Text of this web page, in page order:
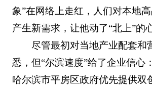
象”在网络上走红，人们对本地
产生新需求，让他动了“北上”的
尽管最初对当地产业配套和
悉，但“尔滨速度”给了企业信心
哈尔滨市平房区政府优先提供双